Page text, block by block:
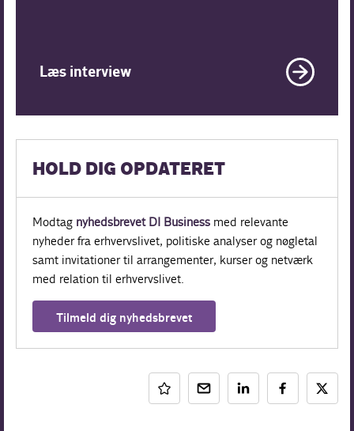
Læs interview
HOLD DIG OPDATERET
Modtag nyhedsbrevet DI Business med relevante
nyheder fra erhvervslivet, politiske analyser og nøgletal
samt invitationer til arrangementer, kurser og netværk
med relation til erhvervslivet.
Tilmeld dig nyhedsbrevet